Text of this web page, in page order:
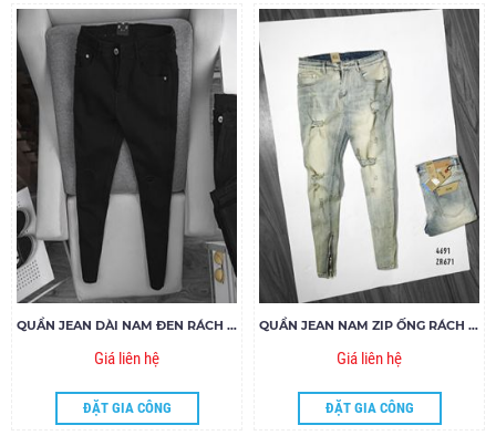
QUẦN JEAN DÀI NAM ĐEN RÁCH GỐI ZIPPER
Giá liên hệ
ĐẶT GIA CÔNG
QUẦN JEAN NAM ZIP ỐNG RÁCH ZR671
Giá liên hệ
ĐẶT GIA CÔNG